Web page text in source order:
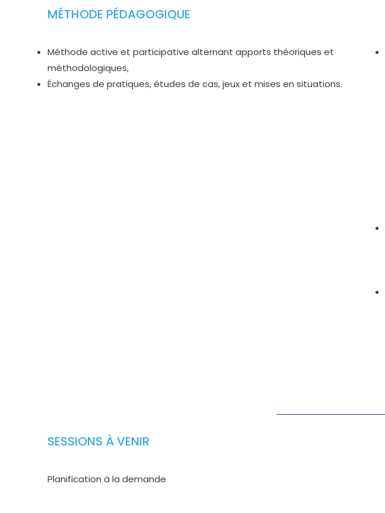
MÉTHODE PÉDAGOGIQUE
Méthode active et participative alternant apports théoriques et
méthodologiques,
Échanges de pratiques, études de cas, jeux et mises en situations.
SESSIONS À VENIR
Planification à la demande